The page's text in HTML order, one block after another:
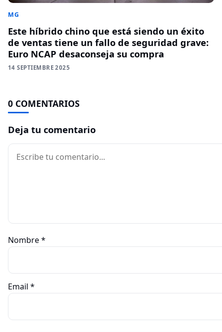
MG
Este híbrido chino que está siendo un éxito
de ventas tiene un fallo de seguridad grave:
Euro NCAP desaconseja su compra
14 SEPTIEMBRE 2025
0 COMENTARIOS
Deja tu comentario
Comentario
Nombre*
Email *